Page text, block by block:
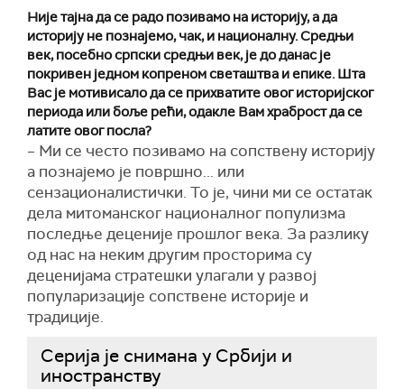
Није тајна да се радо позивамо на историју, а да
историју не познајемо, чак, и националну. Средњи
век, посебно српски средњи век, је до данас је
покривен једном копреном светаштва и епике. Шта
Вас је мотивисало да се прихватите овог историјског
периода или боље рећи, одакле Вам храброст да се
латите овог посла?
– Ми се често позивамо на сопствену историју
а познајемо је површно... или
сензационалистички. То је, чини ми се остатак
дела митоманског националног популизма
последње деценије прошлог века. За разлику
од нас на неким другим просторима су
деценијама стратешки улагали у развој
популаризације сопствене историје и
традиције.
Серија је снимана у Србији и
иностранству